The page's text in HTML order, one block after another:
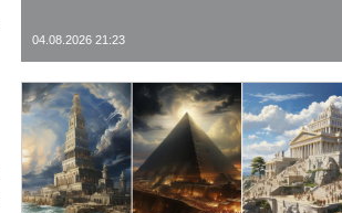
04.08.2026 21:23